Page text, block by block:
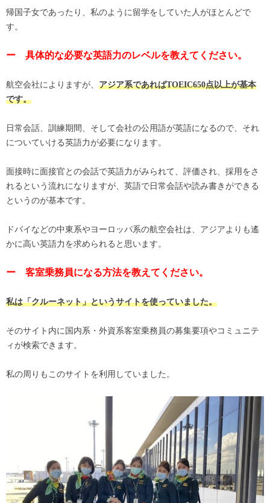
帰国子女であったり、私のように留学をしていた人がほとんどで
す。
ー 具体的な必要な英語力のレベルを教えてください。
航空会社によりますが、
アジア系であればTOEIC650点以上が基本
です。
日常会話、訓練期間、そして会社の公用語が英語になるので、それ
についていける英語力が必要になります。
面接時に面接官との会話で英語力がみられて、評価され、採用をさ
れるという流れになりますが、英語で日常会話や読み書きができる
というのが基本です。
ドバイなどの中東系やヨーロッパ系の航空会社は、アジアよりも遙
かに高い英語力を求められると思います。
ー 客室乗務員になる方法を教えてください。
私は「クルーネット」というサイトを使っていました。
そのサイト内に国内系・外資系客室乗務員の募集要項やコミュニテ
ィが検索できます。
私の周りもこのサイトを利用していました。